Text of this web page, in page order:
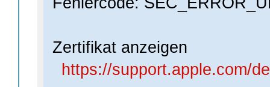
Zertifikat anzeigen
https://support.apple.com/